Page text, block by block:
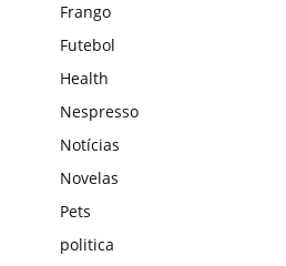
Frango
Futebol
Health
Nespresso
Notícias
Novelas
Pets
politica